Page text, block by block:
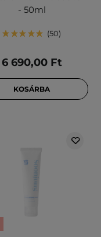
- 50ml
50
6 690,00 Ft
KOSÁRBA